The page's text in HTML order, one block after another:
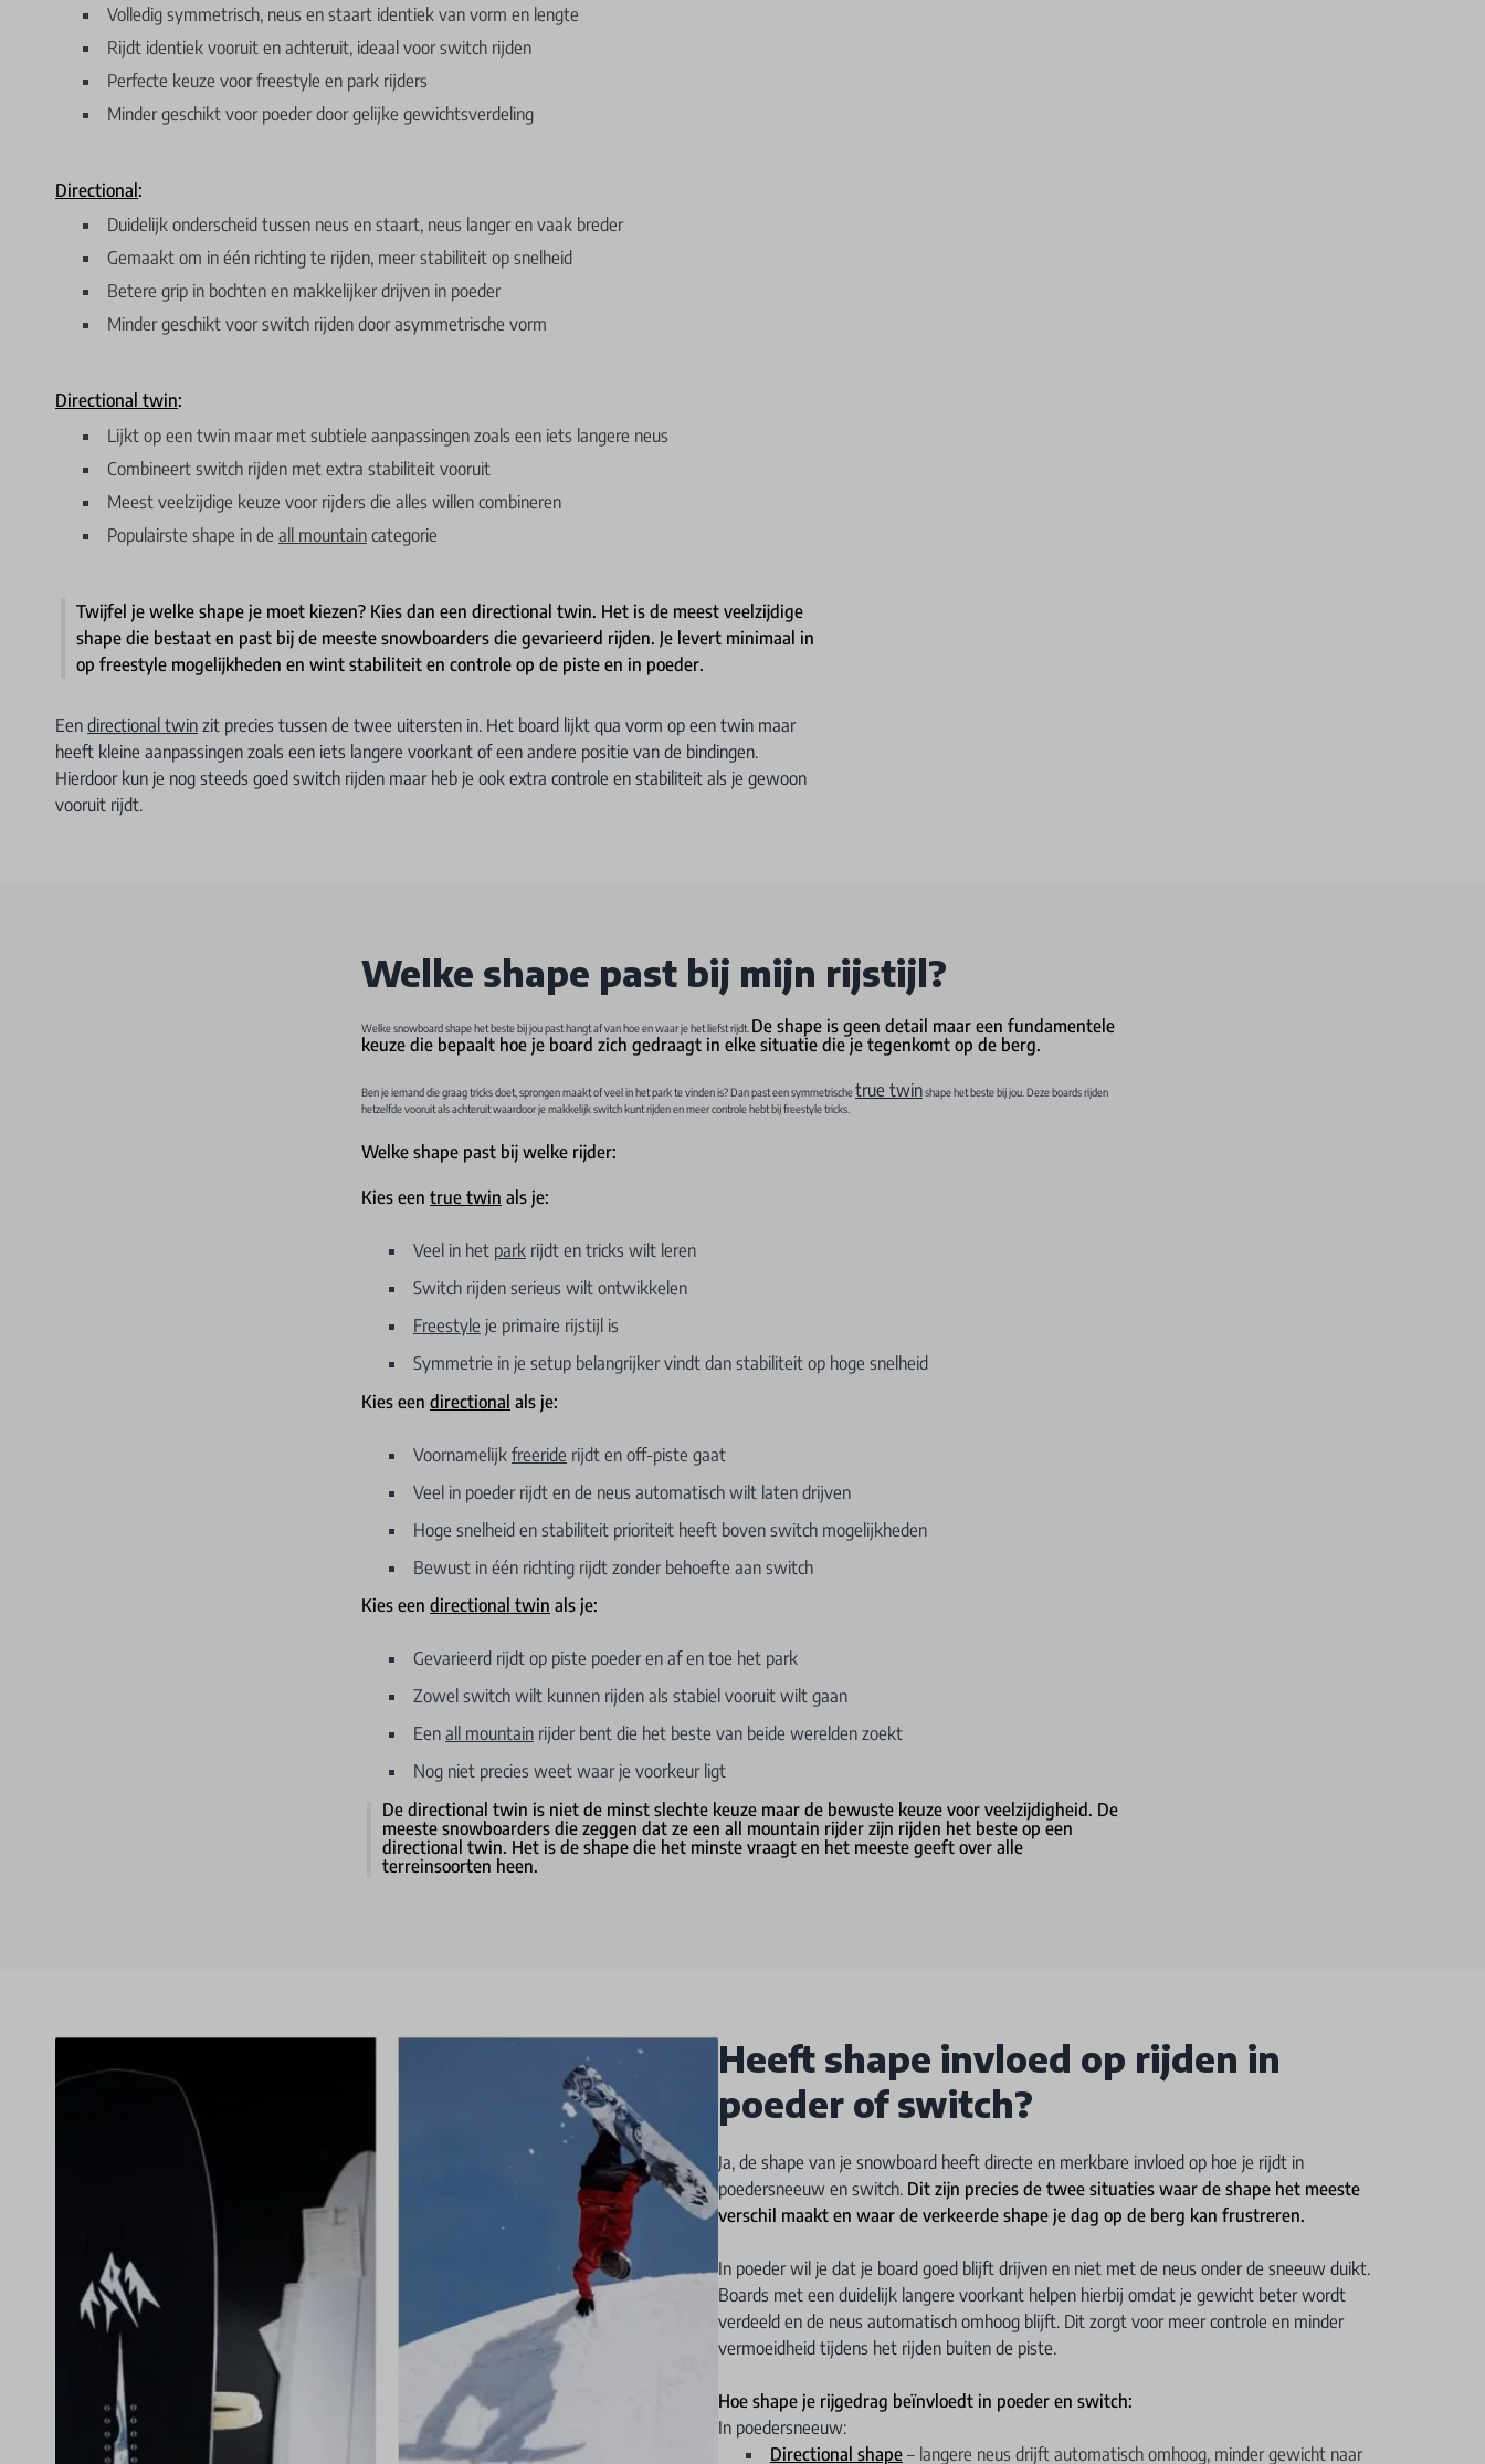
Volledig symmetrisch, neus en staart identiek van vorm en lengte
Rijdt identiek vooruit en achteruit, ideaal voor switch rijden
Perfecte keuze voor freestyle en park rijders
Minder geschikt voor poeder door gelijke gewichtsverdeling
Directional:
Duidelijk onderscheid tussen neus en staart, neus langer en vaak breder
Gemaakt om in één richting te rijden, meer stabiliteit op snelheid
Betere grip in bochten en makkelijker drijven in poeder
Minder geschikt voor switch rijden door asymmetrische vorm
Directional twin:
Lijkt op een twin maar met subtiele aanpassingen zoals een iets langere neus
Combineert switch rijden met extra stabiliteit vooruit
Meest veelzijdige keuze voor rijders die alles willen combineren
Populairste shape in de all mountain categorie
Twijfel je welke shape je moet kiezen? Kies dan een directional twin. Het is de meest veelzijdige
shape die bestaat en past bij de meeste snowboarders die gevarieerd rijden. Je levert minimaal in
op freestyle mogelijkheden en wint stabiliteit en controle op de piste en in poeder.
Een directional twin zit precies tussen de twee uitersten in. Het board lijkt qua vorm op een twin maar
heeft kleine aanpassingen zoals een iets langere voorkant of een andere positie van de bindingen.
Hierdoor kun je nog steeds goed switch rijden maar heb je ook extra controle en stabiliteit als je gewoon
vooruit rijdt.
Welke shape past bij mijn rijstijl?
Welke snowboard shape het beste bij jou past hangt af van hoe en waar je het liefst rijdt. De shape is geen detail maar een fundamentele
keuze die bepaalt hoe je board zich gedraagt in elke situatie die je tegenkomt op de berg.
Ben je iemand die graag tricks doet, sprongen maakt of veel in het park te vinden is? Dan past een symmetrischetrue twinshape het beste bij jou. Deze boards rijden
hetzelfde vooruit als achteruit waardoor je makkelijk switch kunt rijden en meer controle hebt bij freestyle tricks.
Welke shape past bij welke rijder:
Kies een true twin als je:
Veel in het park rijdt en tricks wilt leren
Switch rijden serieus wilt ontwikkelen
Freestyle je primaire rijstijl is
Symmetrie in je setup belangrijker vindt dan stabiliteit op hoge snelheid
Kies een directional als je:
Voornamelijk freeride rijdt en off-piste gaat
Veel in poeder rijdt en de neus automatisch wilt laten drijven
Hoge snelheid en stabiliteit prioriteit heeft boven switch mogelijkheden
Bewust in één richting rijdt zonder behoefte aan switch
Kies een directional twin als je:
Gevarieerd rijdt op piste poeder en af en toe het park
Zowel switch wilt kunnen rijden als stabiel vooruit wilt gaan
Een all mountain rijder bent die het beste van beide werelden zoekt
Nog niet precies weet waar je voorkeur ligt
De directional twin is niet de minst slechte keuze maar de bewuste keuze voor veelzijdigheid. De
meeste snowboarders die zeggen dat ze een all mountain rijder zijn rijden het beste op een
directional twin. Het is de shape die het minste vraagt en het meeste geeft over alle
terreinsoorten heen.
Heeft shape invloed op rijden in
poeder of switch?
Ja, de shape van je snowboard heeft directe en merkbare invloed op hoe je rijdt in
poedersneeuw en switch. Dit zijn precies de twee situaties waar de shape het meeste
verschil maakt en waar de verkeerde shape je dag op de berg kan frustreren.
In poeder wil je dat je board goed blijft drijven en niet met de neus onder de sneeuw duikt.
Boards met een duidelijk langere voorkant helpen hierbij omdat je gewicht beter wordt
verdeeld en de neus automatisch omhoog blijft. Dit zorgt voor meer controle en minder
vermoeidheid tijdens het rijden buiten de piste.
Hoe shape je rijgedrag beïnvloedt in poeder en switch:
In poedersneeuw:
Directional shape – langere neus drijft automatisch omhoog, minder gewicht naar